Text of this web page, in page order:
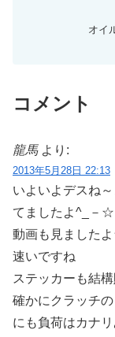
オイ
コメント
龍馬 より:
2013年5月28日 22:13
いよいよデスね
てましたよ^_－☆
動画も見ました
速いですね
ステッカーも結
確かにクラッチ
にも負荷はカナ